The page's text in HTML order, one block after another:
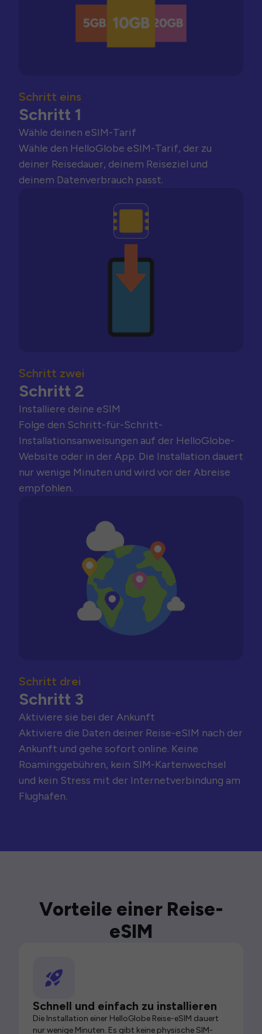
Schritt eins
Schritt 1
Wähle deinen eSIM-Tarif
Wähle den HelloGlobe eSIM-Tarif, der zu
deiner Reisedauer, deinem Reiseziel und
deinem Datenverbrauch passt.
Schritt zwei
Schritt 2
Installiere deine eSIM
Folge den Schritt-für-Schritt-
Installationsanweisungen auf der HelloGlobe-
Website oder in der App. Die Installation dauert
nur wenige Minuten und wird vor der Abreise
empfohlen.
Schritt drei
Schritt 3
Aktiviere sie bei der Ankunft
Aktiviere die Daten deiner Reise-eSIM nach der
Ankunft und gehe sofort online. Keine
Roaminggebühren, kein SIM-Kartenwechsel
und kein Stress mit der Internetverbindung am
Flughafen.
Vorteile einer Reise-
eSIM
Schnell und einfach zu installieren
Die Installation einer HelloGlobe Reise-eSIM dauert
nur wenige Minuten. Es gibt keine physische SIM-